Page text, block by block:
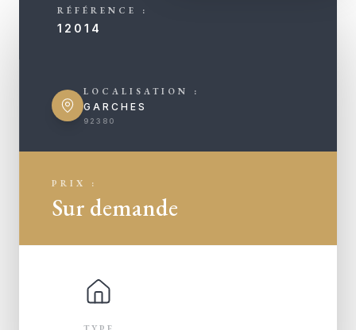
RÉFÉRENCE :
12014
LOCALISATION :
GARCHES
92380
PRIX :
Sur demande